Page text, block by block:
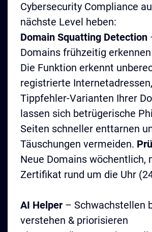
Cybersecurity Compliance
nächste Level heben:
Domain Squatting Detection
Domains frühzeitig erkennen
Die Funktion erkennt
registrierte
Tippfehler-Varianten Ihrer
lassen sich betrügerische
Seiten schneller enttarnen
Täuschungen vermeiden.
Neue Domains wöchentlich,
Zertifikat rund um die Uhr
AI Helper – Schwachstellen
verstehen & priorisieren